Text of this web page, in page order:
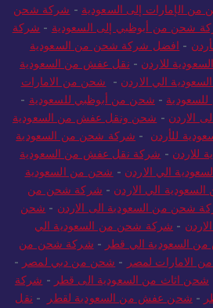
الإمارات إلى السعودية - شركة شحن
شحن من أبوظبي إلى السعودية - شركة
- افضل شركة شحن من السعودية
للاردن - نقل عفش من السعودية
الي الاردن - شحن من الامارات
- شحن من أبوظبي للسعودية -
الاردن - شحن ونقل عفش من السعودية
للأردن - شركة شحن من السعودية
للاردن - شركة نقل عفش من السعودية
الي الاردن - شحن من السعودية
الي الاردن - شركة شحن من
شحن من السعودية الى الاردن - شحن
- شركة شحن من السعودية الي
السعودية الي قطر - شركة شحن من
الامارات لمصر - شحن من دبي لمصر -
شحن اثاث من السعودية الى قطر - شركة
- شحن عفش من السعودية لقطر - نقل